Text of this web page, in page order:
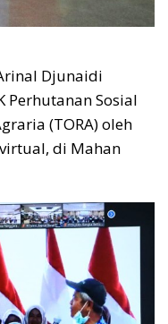
Djunaidi
Perhutanan Sosial
(TORA) oleh
di Mahan